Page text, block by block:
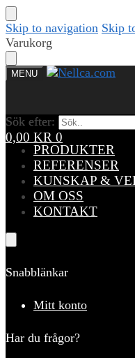
Skip to navigation Skip
Varukorg
MENU
Sök efter:
0,00 KR 0
Sök efter:
PRODUKTER
REFERENSER
KUNSKAP &
OM OSS
KONTAKT
Snabblänkar
Mitt konto
Har du frågor?